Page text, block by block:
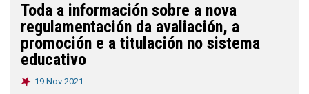
Toda a información sobre a nova
regulamentación da avaliación, a
promoción e a titulación no sistema
educativo
19 Nov 2021